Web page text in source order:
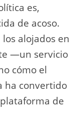
es,
de acoso.
alojados en
—un servicio
cómo el
ha convertido
de